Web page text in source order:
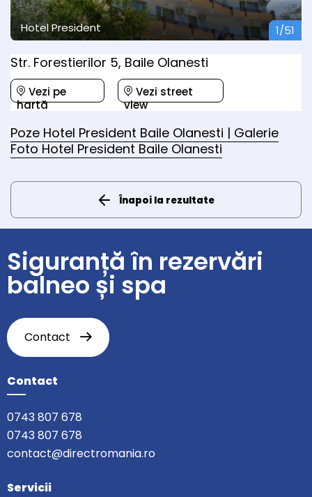
Hotel President 1/51
Str. Forestierilor 5, Baile Olanesti
Vezi pe
hartă
Vezi street
view
Poze Hotel President Baile Olanesti | Galerie
Foto Hotel President Baile Olanesti
Înapoi la rezultate
Siguranță în rezervări
balneo și spa
Contact
Contact
0743 807 678
0743 807 678
contact@directromania.ro
Servicii